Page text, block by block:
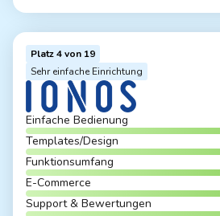
Platz 4 von 19
Sehr einfache Einrichtung
Einfache Bedienung
Templates/Design
Funktionsumfang
E-Commerce
Support & Bewertungen